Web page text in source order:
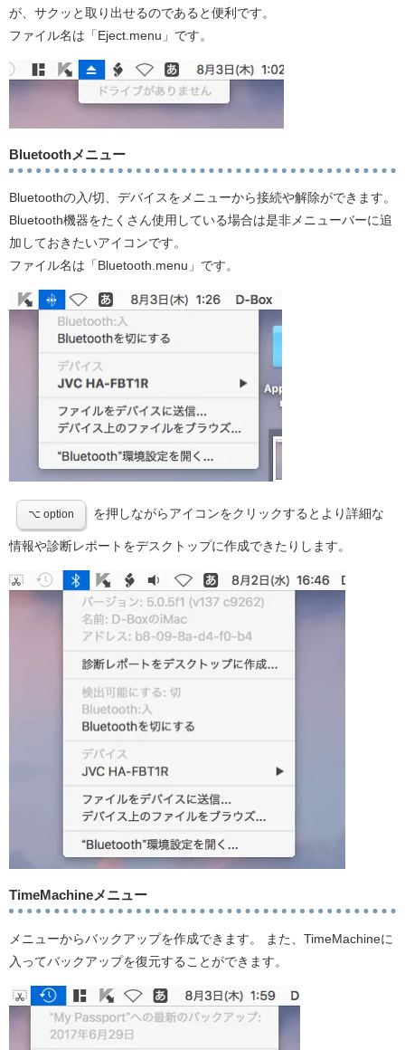
が、サクッと取り出せるのであると便利です。
ファイル名は「Eject.menu」です。
Bluetoothメニュー
Bluetoothの入/切、デバイスをメニューから接続や解除ができます。
Bluetooth機器をたくさん使用している場合は是非メニューバーに追
加しておきたいアイコンです。
ファイル名は「Bluetooth.menu」です。
⌥ option を押しながらアイコンをクリックするとより詳細な
情報や診断レポートをデスクトップに作成できたりします。
TimeMachineメニュー
メニューからバックアップを作成できます。 また、TimeMachineに
入ってバックアップを復元することができます。